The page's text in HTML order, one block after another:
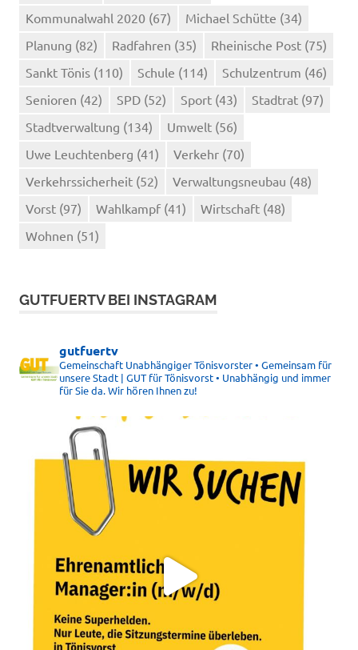
Kommunalwahl 2020 (67) Michael Schütte (34)
Planung (82) Radfahren (35) Rheinische Post (75)
Sankt Tönis (110) Schule (114) Schulzentrum (46)
Senioren (42) SPD (52) Sport (43) Stadtrat (97)
Stadtverwaltung (134) Umwelt (56)
Uwe Leuchtenberg (41) Verkehr (70)
Verkehrssicherheit (52) Verwaltungsneubau (48)
Vorst (97) Wahlkampf (41) Wirtschaft (48)
Wohnen (51)
GUTFUERTV BEI INSTAGRAM
gutfuertv
Gemeinschaft Unabhängiger Tönisvorster • Gemeinsam für
unsere Stadt | GUT für Tönisvorst • Unabhängig und immer
für Sie da. Wir hören Ihnen zu!